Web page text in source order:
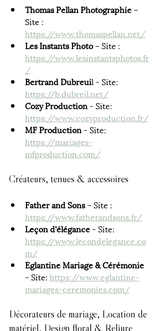
Thomas Pellan Photographie –
Site :
https://www.thomaspellan.net/
Les Instants Photo – Site :
https://www.lesinstantsphotos.fr
/
Bertrand Dubreuil - Site:
https://b.dubreil.net/
Cozy Production - Site:
https://www.cozyproduction.fr/
MF Production - Site:
https://mariages-
mfproduction.com/
Créateurs, tenues & accessoires
Father and Sons – Site :
https://www.fatherandsons.fr/
Leçon d'élégance - Site:
https://www.lecondelegance.co
m/
Eglantine Mariage & Cérémonie
- Site: https://www.eglantine-
mariages-ceremonies.com/
Décorateurs de mariage, Location de
matériel, Design floral & Reliure